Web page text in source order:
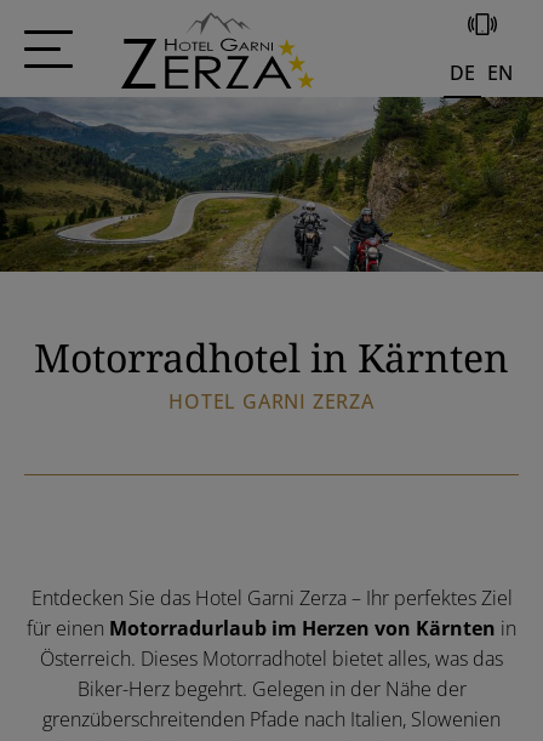
+43 4285 556
Motorradhotel in Kärnten
HOTEL GARNI ZERZA
Entdecken Sie das Hotel Garni Zerza – Ihr perfektes Ziel
für einen Motorradurlaub im Herzen von Kärnten in
Österreich. Dieses Motorradhotel bietet alles, was das
Biker-Herz begehrt. Gelegen in der Nähe der
grenzüberschreitenden Pfade nach Italien, Slowenien
DE EN